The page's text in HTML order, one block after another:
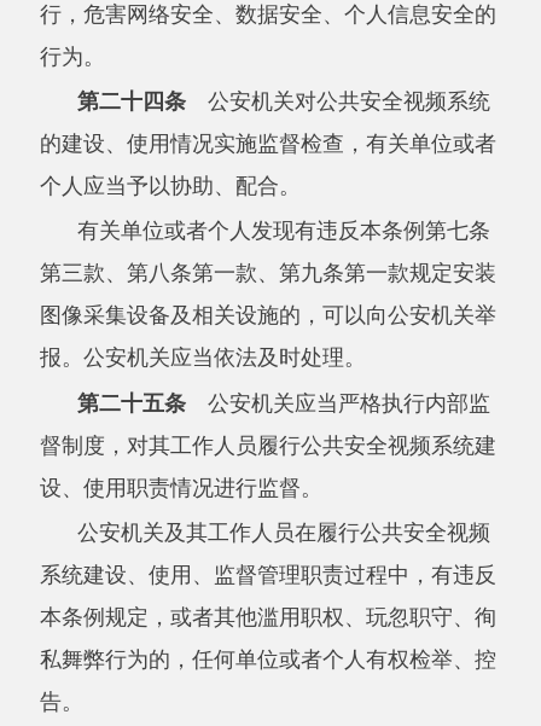
接负责的主管人员和其他直接责任人员处5000元
以上1
私，构成违反治安管理行为的，依法给予治安管
或者个人未履行本条例第八条第二款规定的日常
管理和检查义务的，由公安机关责令改正；拒不
改正或者造成严重后果的，对违法个人处5000元
以上1万元以下罚款，对违法单位处1 万元以上2
万元以下罚款，对其直接负责的主管人员和其他
直接责任人员处 5000 元以上1 万元以下罚款，并
业执照。
第二十八条未依照本条例第十条规定征得
相关涉密单位同意安装图像采集设备及相关设施
的，由公安机关没收相关设备设施，删除所收集
的视频图像信息，对违法个人并处5000 元以上1
万元以下罚款，对违法单位并处